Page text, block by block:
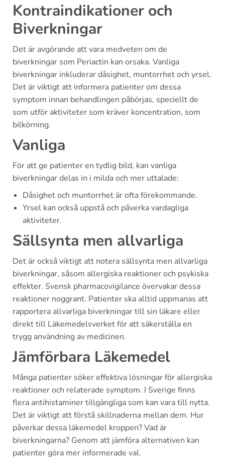
Kontraindikationer och
Biverkningar
Det är avgörande att vara medveten om de
biverkningar som Periactin kan orsaka. Vanliga
biverkningar inkluderar dåsighet, muntorrhet och yrsel.
Det är viktigt att informera patienter om dessa
symptom innan behandlingen påbörjas, speciellt de
som utför aktiviteter som kräver koncentration, som
bilkörning.
Vanliga
För att ge patienter en tydlig bild, kan vanliga
biverkningar delas in i milda och mer uttalade:
Dåsighet och muntorrhet är ofta förekommande.
Yrsel kan också uppstå och påverka vardagliga
aktiviteter.
Sällsynta men allvarliga
Det är också viktigt att notera sällsynta men allvarliga
biverkningar, såsom allergiska reaktioner och psykiska
effekter. Svensk pharmacovigilance övervakar dessa
reaktioner noggrant. Patienter ska alltid uppmanas att
rapportera allvarliga biverkningar till sin läkare eller
direkt till Läkemedelsverket för att säkerställa en
trygg användning av medicinen.
Jämförbara Läkemedel
Många patienter söker effektiva lösningar för allergiska
reaktioner och relaterade symptom. I Sverige finns
flera antihistaminer tillgängliga som kan vara till nytta.
Det är viktigt att förstå skillnaderna mellan dem. Hur
påverkar dessa läkemedel kroppen? Vad är
biverkningarna? Genom att jämföra alternativen kan
patienter göra mer informerade val.